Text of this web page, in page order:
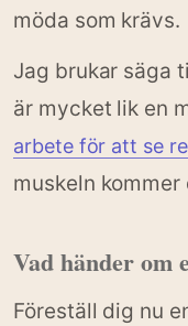
möda som krävs.
Jag brukar säga
är mycket lik en
arbete för att se
muskeln
Vad händer om
Föreställ dig nu